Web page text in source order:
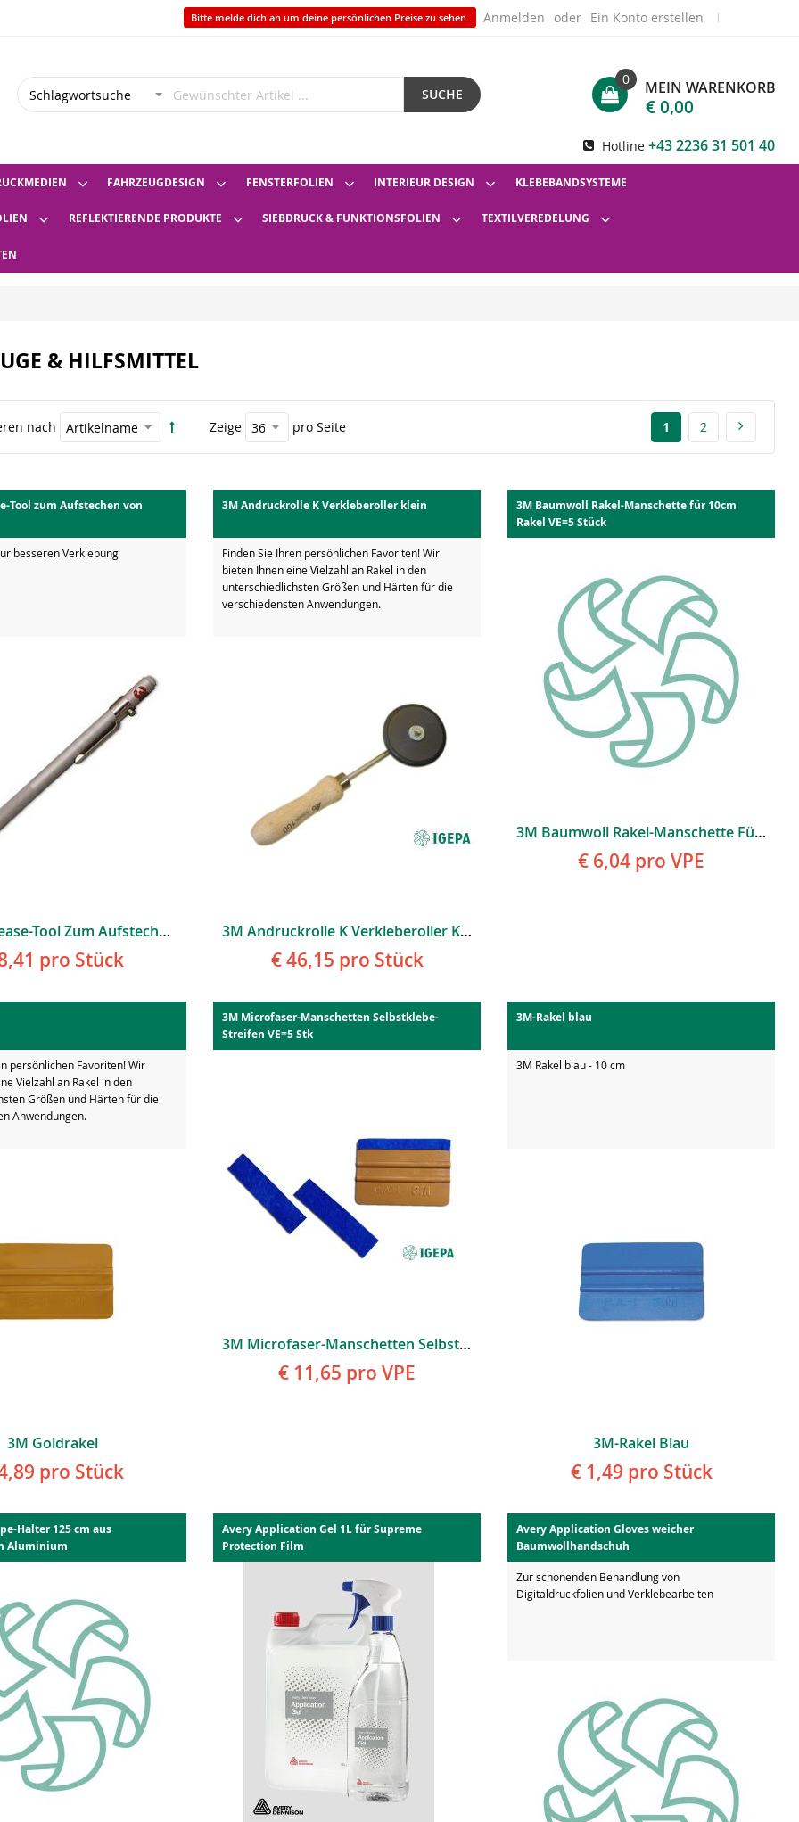
Bitte melde dich an um deine persönlichen Preise zu sehen. Anmelden Ein Konto erstellen
SUCHE MEIN WARENKORB
0
€ 0,00
Hotline +43 2236 31 501 40
FAHRZEUGDESIGN FENSTERFOLIEN INTERIEUR DESIGN KLEBEBANDSYSTEME
REFLEKTIERENDE PRODUKTE SIEBDRUCK & FUNKTIONSFOLIEN TEXTILVEREDELUNG
& HILFSMITTEL
nach Zeige pro Seite 1 2
Tool zum Aufstechen von
besseren Verklebung
3M Air-Release-Tool Zum Aufstechen Von Blasen
pro Stück
3M Andruckrolle K Verkleberoller klein
Finden Sie Ihren persönlichen Favoriten! Wir
bieten Ihnen eine Vielzahl an Rakel in den
unterschiedlichsten Größen und Härten für die
verschiedensten Anwendungen.
3M Andruckrolle K Verkleberoller Klein
€ 46,15 pro Stück
3M Baumwoll Rakel-Manschette für 10cm
Rakel VE=5 Stück
3M Baumwoll Rakel-Manschette Für 10cm Rakel VE=5 Stück
€ 6,04 pro VPE
persönlichen Favoriten! Wir
Vielzahl an Rakel in den
Größen und Härten für die
Anwendungen.
3M Goldrakel
pro Stück
3M Microfaser-Manschetten Selbstklebe-
Streifen VE=5 Stk
3M Microfaser-Manschetten Selbstklebe-Streifen VE=5 Stk
€ 11,65 pro VPE
3M-Rakel blau
3M Rakel blau - 10 cm
3M-Rakel Blau
€ 1,49 pro Stück
Halter 125 cm aus
Aluminium
Avery Application Gel 1L für Supreme
Protection Film
Avery Application Gloves weicher
Baumwollhandschuh
Zur schonenden Behandlung von
Digitaldruckfolien und Verklebearbeiten